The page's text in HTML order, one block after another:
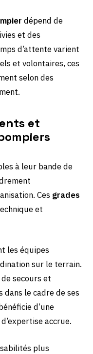
dépend de
et des
d’attente varient
et volontaires, ces
selon des
et
à leur bande de
Ces grades
et
les équipes
sur le terrain.
secours et
le cadre de ses
d’une
accrue.
plus